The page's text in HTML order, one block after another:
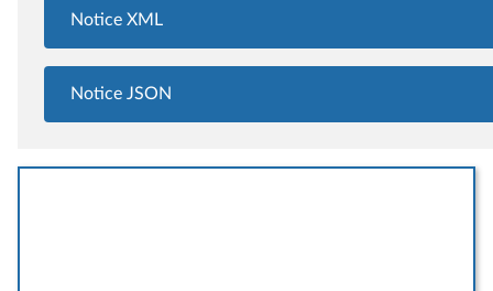
Notice XML
Notice JSON